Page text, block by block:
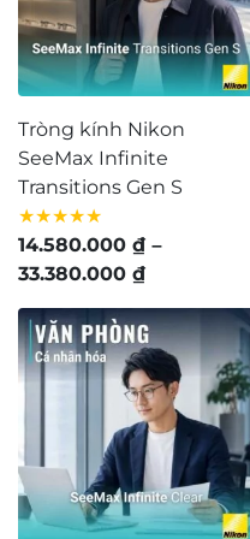
hảo để giúp đôi mắt
cùng hợp lý cùng các
Tròng kính Nikon
SeeMax Infinite
Transitions Gen S
★★★★★
14.580.000 ₫ –
33.380.000 ₫Khoảng
từ
14.580.000
đến
33.380.000